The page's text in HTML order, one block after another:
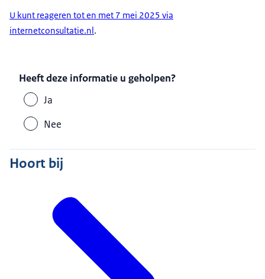
U kunt reageren tot en met 7 mei 2025 via
internetconsultatie.nl .
Heeft deze informatie u geholpen?
Ja
Nee
Hoort bij